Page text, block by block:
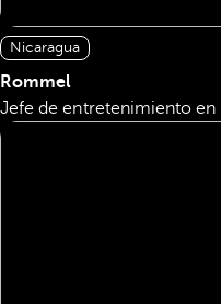
Nicaragua
Rommel
Jefe de entretenimiento